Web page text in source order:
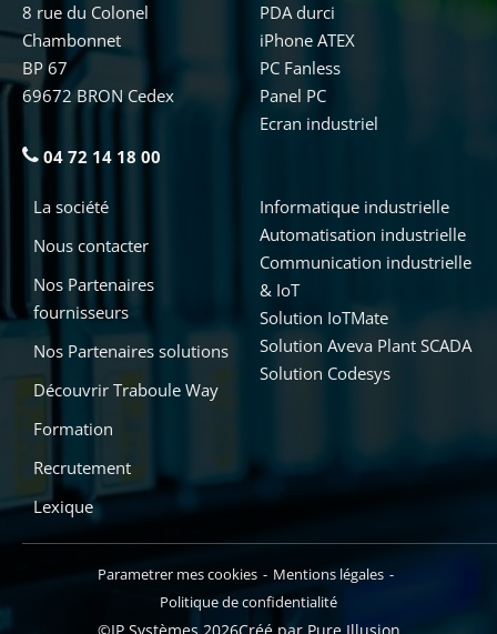
8 rue du Colonel
Chambonnet
BP 67
69672 BRON Cedex
04 72 14 18 00
Informatique industrielle
Automatisation industrielle
Communication industrielle
& IoT
Solution IoTMate
Solution Aveva Plant SCADA
Solution Codesys
PDA durci
iPhone ATEX
PC Fanless
Panel PC
Ecran industriel
La société
Nous contacter
Nos Partenaires
fournisseurs
Nos Partenaires solutions
Découvrir Traboule Way
Formation
Recrutement
Lexique
Parametrer mes cookies
Mentions légales
Politique de confidentialité